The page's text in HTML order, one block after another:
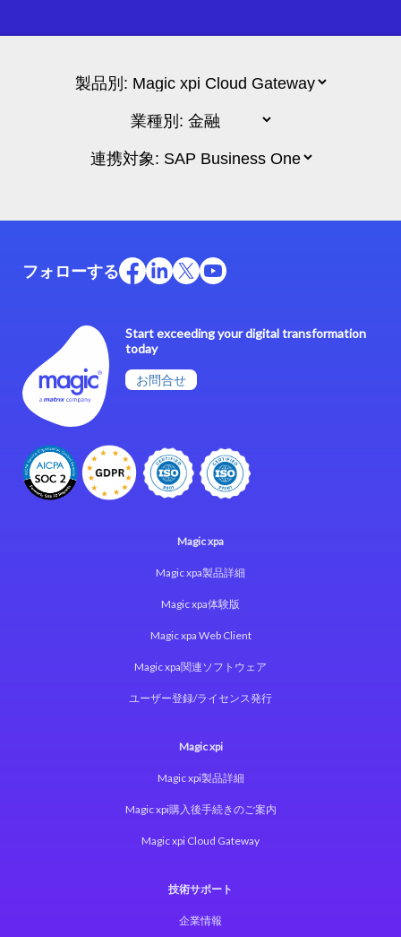
Start exceeding your digital transformation
today
お問合せ
フォローする
Magic xpa
Magic xpa製品詳細
Magic xpa体験版
Magic xpa Web Client
Magic xpa関連ソフトウェア
ユーザー登録/ライセンス発行
Magic xpi
Magic xpi製品詳細
Magic xpi購入後手続きのご案内
Magic xpi Cloud Gateway
技術サポート
企業情報